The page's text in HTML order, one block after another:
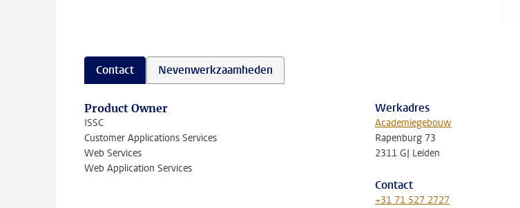
Contact Nevenwerkzaamheden
Product Owner
ISSC
Customer Applications Services
Web Services
Web Application Services
Werkadres
Academiegebouw
Rapenburg 73
2311 GJ Leiden
Contact
+31 71 527 2727